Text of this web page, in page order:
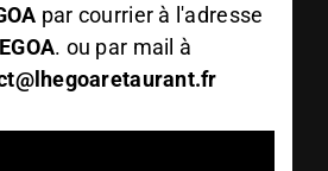
par courrier à l'adresse
. ou par mail à